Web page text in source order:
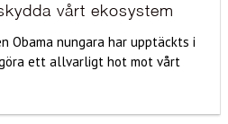
vårt ekosystem
Obama nungara har upptäckts i
ett allvarligt hot mot vårt